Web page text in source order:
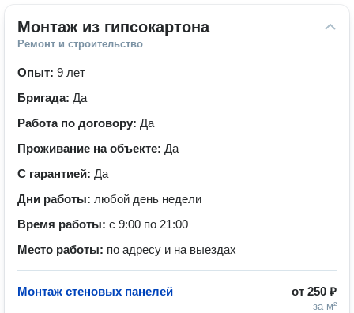
Монтаж из гипсокартона
Ремонт и строительство
Опыт: 9 лет
Бригада: Да
Работа по договору: Да
Проживание на объекте: Да
С гарантией: Да
Дни работы: любой день недели
Время работы: с 9:00 по 21:00
Место работы: по адресу и на выездах
от 250 ₽
за м²
Монтаж стеновых панелей